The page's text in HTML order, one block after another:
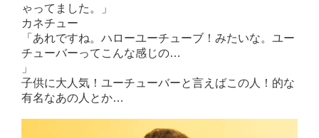
ゃってました。」
カネチュー
「あれですね。ハローユーチューブ！みたいな。ユー
チューバーってこんな感じの…
」
子供に大人気！ユーチューバーと言えばこの人！的な
有名なあの人とか…